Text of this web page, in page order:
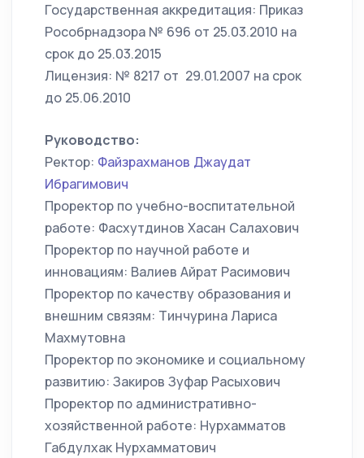
Государственная аккредитация: Приказ
Рособрнадзора № 696 от 25.03.2010 на
срок до 25.03.2015
Лицензия: № 8217 от 29.01.2007 на срок
до 25.06.2010
Руководство:
Ректор: Файзрахманов Джаудат
Ибрагимович
Проректор по учебно-воспитательной
работе: Фасхутдинов Хасан Салахович
Проректор по научной работе и
инновациям: Валиев Айрат Расимович
Проректор по качеству образования и
внешним связям: Тинчурина Лариса
Махмутовна
Проректор по экономике и социальному
развитию: Закиров Зуфар Расыхович
Проректор по административно-
хозяйственной работе: Нурхамматов
Габдулхак Нурхамматович